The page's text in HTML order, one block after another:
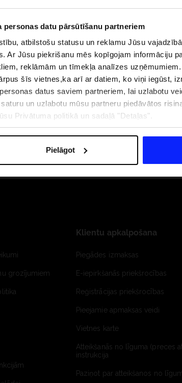
datu pārsūtīšanu partneriem
atbilstošu statusu un reklamu Jūsu
Ar Jūsu piekrišanu mēs kopīgojam informāciju
reklāmām un tīmekļa analīzes
šīs vietnes,ka arī ar datiem, ko viņi iegūst,
datus saviem partneriem, lai uzlabotu
un uzlabotu mūsu partneru piedāvātos
Privātuma politikā un sadaļā "Detaļas".
Pielāgot
jābūt
Jaunā 4F tenisa un padela kolekcija.
Sportiska funkcionalitāte satiekas ar
mūsdienīgu stilu
ADRESES B2B 4F TEAM LOJALITĀTES
grozījumiem
Klientu apkalpošana
Piegādes izmaksas
E-iepirkšanās priekšrocības
Reģistrācijas priekšrocības
Pieejamie apmaksas veidi
Vietnes karte
Atteikšanās no līguma (preces
instrukcija
Paziņot par atteikšanos no